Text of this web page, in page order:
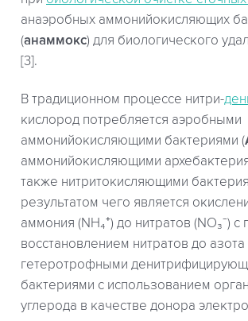
анаэробных аммонийокисляющих
(анаммокс) для биологического
[3].
В традиционном процессе нитри-
кислород потребляется аэробными
аммонийокисляющими бактериями (
аммонийокисляющими
также нитритокисляющими
результатом чего является
аммония (NH₄⁺) до нитратов (NO₃⁻)
восстановлением нитратов до азота
гетеротрофными
бактериями с использованием
углерода в качестве донора